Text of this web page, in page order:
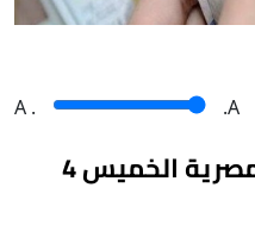
A . .A
أسعار الدولار بالبنوك المصرية الخميس 4